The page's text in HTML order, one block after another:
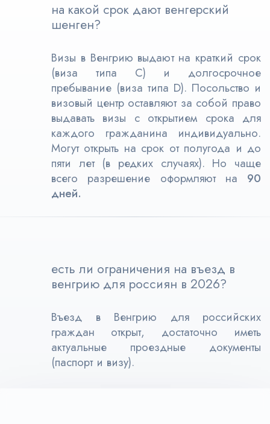
на какой срок дают венгерский
шенген?
Визы в Венгрию выдают на краткий срок
(виза типа С) и долгосрочное
пребывание (виза типа D). Посольство и
визовый центр оставляют за собой право
выдавать визы с открытием срока для
каждого гражданина индивидуально.
Могут открыть на срок от полугода и до
пяти лет (в редких случаях). Но чаще
всего разрешение оформляют на 90
дней.
есть ли ограничения на въезд в
венгрию для россиян в 2026?
Въезд в Венгрию для российских
граждан открыт, достаточно иметь
актуальные проездные документы
(паспорт и визу).